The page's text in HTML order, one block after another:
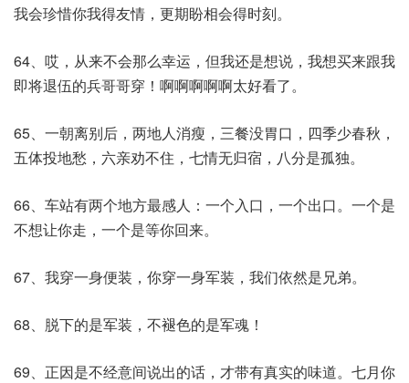
我会珍惜你我得友情，更期盼相会得时刻。
64、哎，从来不会那么幸运，但我还是想说，我想买来跟我
即将退伍的兵哥哥穿！啊啊啊啊啊太好看了。
65、一朝离别后，两地人消瘦，三餐没胃口，四季少春秋，
五体投地愁，六亲劝不住，七情无归宿，八分是孤独。
66、车站有两个地方最感人：一个入口，一个出口。一个是
不想让你走，一个是等你回来。
67、我穿一身便装，你穿一身军装，我们依然是兄弟。
68、脱下的是军装，不褪色的是军魂！
69、正因是不经意间说出的话，才带有真实的味道。七月你